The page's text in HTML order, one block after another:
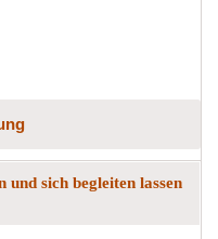
sich begleiten lassen